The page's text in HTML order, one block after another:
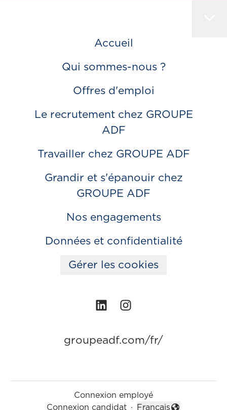
Accueil
Qui sommes-nous ?
Offres d'emploi
Le recrutement chez GROUPE
ADF
Travailler chez GROUPE ADF
Grandir et s'épanouir chez
GROUPE ADF
Nos engagements
Données et confidentialité
Gérer les cookies
groupeadf.com/fr/
Connexion employé
Connexion candidat · Français